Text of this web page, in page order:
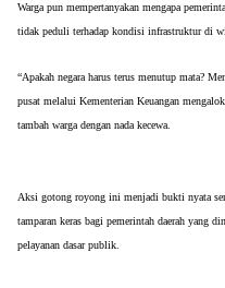
Warga pun mempertanyakan mengapa
tidak peduli terhadap kondisi infrastruktur di
“Apakah negara harus terus menutup mata?
pusat melalui Kementerian Keuangan
tambah warga dengan nada kecewa.
Aksi gotong royong ini menjadi bukti nyata
tamparan keras bagi pemerintah daerah yang
pelayanan dasar publik.